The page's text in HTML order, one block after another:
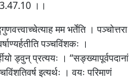
3.47.10 ।।
मम भर्तेति । पञ्चोत्तरा
पञ्चविंशकः ।
ड्वुन् प्रत्ययः । “सङ्ख्यापूर्वपदानां
इत्यर्थः । वयः परिमाणं